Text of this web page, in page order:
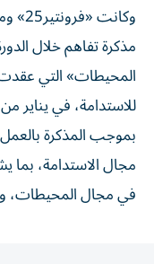
مذكرة تفاهم خلال
المحيطات» التي
للاستدامة، في يناير
بموجب المذكرة
مجال الاستدامة، بما
في مجال المحيطات،